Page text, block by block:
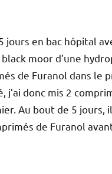
jours en bac hôpital
moor d’une
de Furanol dans
donc mis 2
Au bout de 5
de Furanol